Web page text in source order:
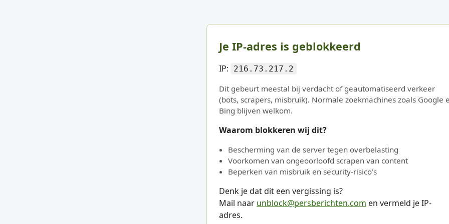
Je IP-adres is geblokkeerd
IP: 216.73.217.2
Dit gebeurt meestal bij verdacht of geautomatiseerd verkeer
(bots, scrapers, misbruik). Normale zoekmachines zoals Google
Bing blijven welkom.
Waarom blokkeren wij dit?
Bescherming van de server tegen overbelasting
Voorkomen van ongeoorloofd scrapen van content
Beperken van misbruik en security-risico’s
Denk je dat dit een vergissing is?
Mail naar unblock@persberichten.com en vermeld je IP-
adres.